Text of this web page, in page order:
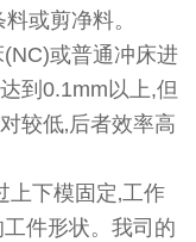
或剪净料。
或普通冲床进
到0.1mm以上,但
较低‚后者效率高
下模固定‚工作
件形状。我司的